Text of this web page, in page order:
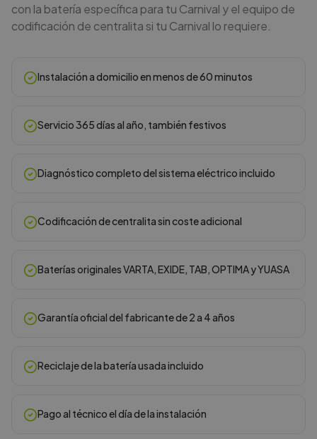
con la batería específica para tu Carnival y el equipo de
codificación de centralita si tu Carnival lo requiere.
Instalación a domicilio en menos de 60 minutos
Servicio 365 días al año, también festivos
Diagnóstico completo del sistema eléctrico incluido
Codificación de centralita sin coste adicional
Baterías originales VARTA, EXIDE, TAB, OPTIMA y YUASA
Garantía oficial del fabricante de 2 a 4 años
Reciclaje de la batería usada incluido
Pago al técnico el día de la instalación